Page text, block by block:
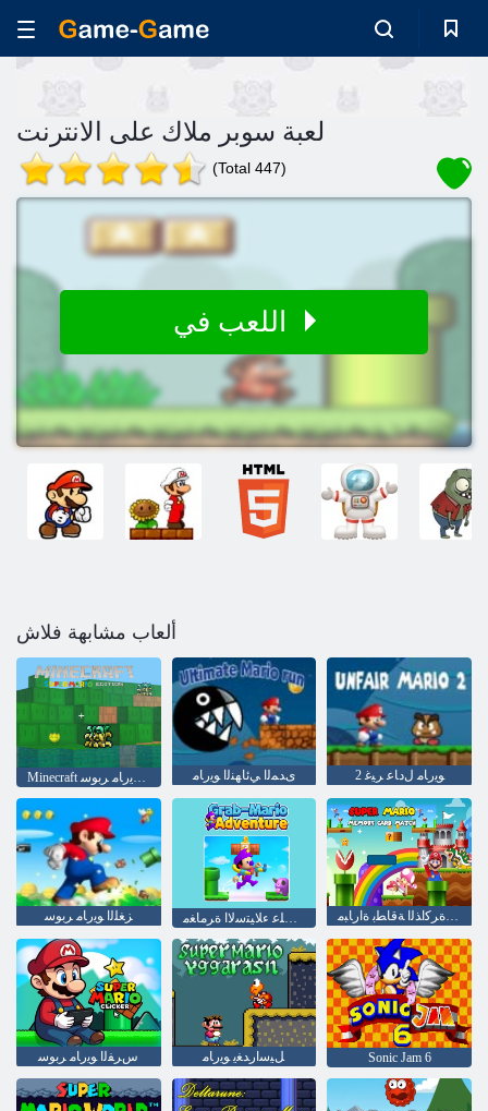
لعبة سوبر ملاك على الانترنت
(Total 447)
ألعاب مشابهة فلاش
Minecraft ﺔﻌﺒﻄﻟﺍ ﻮﻳﺭﺎﻣ ﺮﺑﻮﺳ ﻯﺪﻤﻟﺍ ﻲﺋﺎﻬﻨﻟﺍ ﻮﻳﺭﺎﻣ 2 ﻮﻳﺭﺎﻣ ﻝﺩﺎﻋ ﺮﻴﻏ
ﺰﻐﻠﻟﺍ ﻮﻳﺭﺎﻣ ﺮﺑﻮﺳ ﻮﻳﺭﺎﻣ ﺮﺑﻮﺳ ﺓﺮﻛﺍﺬﻟﺍ ﺔﻗﺎﻄﺑ ﺓﺍﺭﺎﺒﻣ
ﺱﺮﻔﻟﺍ ﻮﻳﺭﺎﻣ ﺮﺑﻮﺳ ﻞﻴﺳﺍﺭﺪﻐﻳ ﻮﻳﺭﺎﻣ Sonic Jam 6